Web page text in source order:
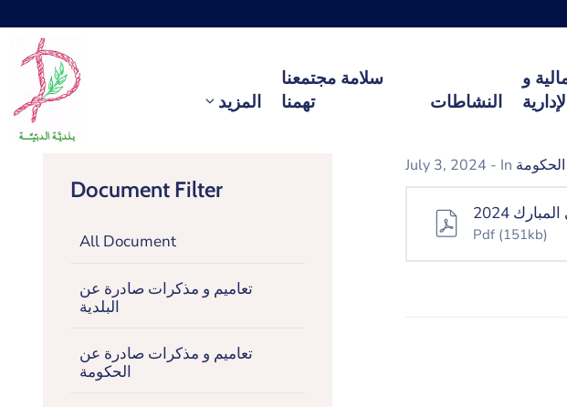
المزيد
سلامة مجتمعنا
تهمنا
النشاطات
و
الإدارية
Document Filter
All Document
تعاميم و مذكرات صادرة عن
البلدية
تعاميم و مذكرات صادرة عن
الحكومة
July 3, 2024 - In
2024
Pdf (151kb)